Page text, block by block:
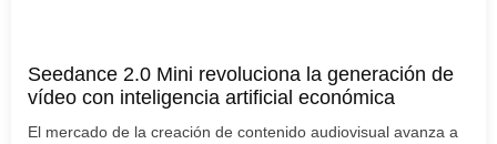
Seedance 2.0 Mini revoluciona la generación de
vídeo con inteligencia artificial económica
El mercado de la creación de contenido audiovisual avanza a